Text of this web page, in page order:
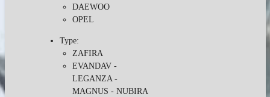
DAEWOO
OPEL
Type:
ZAFIRA
EVANDAV -
LEGANZA -
MAGNUS - NUBIRA